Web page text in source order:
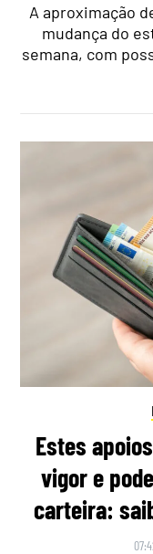
A aproximação
mudança do
semana, com
Estes
vigor e
carteira: